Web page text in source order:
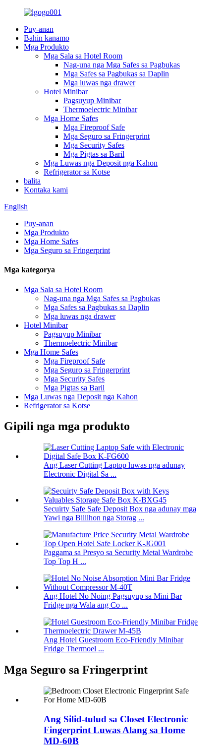
Puy-anan
Bahin kanamo
Mga Produkto
Mga Sala sa Hotel Room
Nag-una nga Mga Safes sa Pagbukas
Mga Safes sa Pagbukas sa Daplin
Mga luwas nga drawer
Hotel Minibar
Pagsuyup Minibar
Thermoelectric Minibar
Mga Home Safes
Mga Fireproof Safe
Mga Seguro sa Fringerprint
Mga Security Safes
Mga Pigtas sa Baril
Mga Luwas nga Deposit nga Kahon
Refrigerator sa Kotse
balita
Kontaka kami
English
Puy-anan
Mga Produkto
Mga Home Safes
Mga Seguro sa Fringerprint
Mga kategorya
Mga Sala sa Hotel Room
Nag-una nga Mga Safes sa Pagbukas
Mga Safes sa Pagbukas sa Daplin
Mga luwas nga drawer
Hotel Minibar
Pagsuyup Minibar
Thermoelectric Minibar
Mga Home Safes
Mga Fireproof Safe
Mga Seguro sa Fringerprint
Mga Security Safes
Mga Pigtas sa Baril
Mga Luwas nga Deposit nga Kahon
Refrigerator sa Kotse
Gipili nga mga produkto
Ang Laser Cutting Laptop luwas nga adunay
Electronic Digital Sa ...
Secuirty Safe Safe Deposit Box nga adunay mga
Yawi nga Bililhon nga Storag ...
Paggama sa Presyo sa Security Metal Wardrobe
Top Top H ...
Ang Hotel No Noing Pagsuyup sa Mini Bar
Fridge nga Wala ang Co ...
Ang Hotel Guestroom Eco-Friendly Minibar
Fridge Thermoel ...
Mga Seguro sa Fringerprint
Ang Silid-tulud sa Closet Electronic
Fingerprint Luwas Alang sa Home
MD-60B